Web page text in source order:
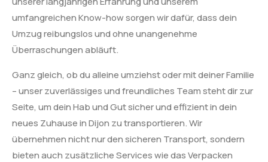
umfangreichen Know-how sorgen wir dafür, dass dein
Umzug reibungslos und ohne unangenehme
Überraschungen abläuft.
Ganz gleich, ob du alleine umziehst oder mit deiner Familie
– unser zuverlässiges und freundliches Team steht dir zur
Seite, um dein Hab und Gut sicher und effizient in dein
neues Zuhause in Dijon zu transportieren. Wir
übernehmen nicht nur den sicheren Transport, sondern
bieten auch zusätzliche Services wie das Verpacken